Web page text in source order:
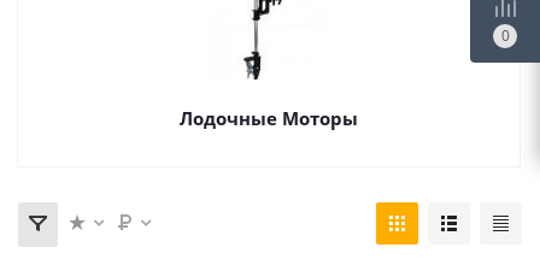
Лодочные Моторы
0